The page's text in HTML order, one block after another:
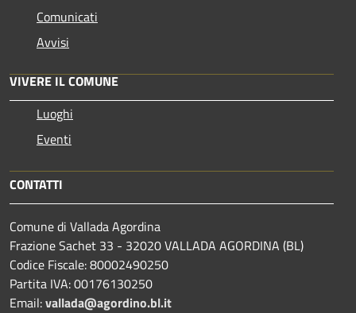
Comunicati
Avvisi
VIVERE IL COMUNE
Luoghi
Eventi
CONTATTI
Comune di Vallada Agordina
Frazione Sachet 33 - 32020 VALLADA AGORDINA (BL)
Codice Fiscale: 80002490250
Partita IVA: 00176130250
Email:vallada@agordino.bl.it